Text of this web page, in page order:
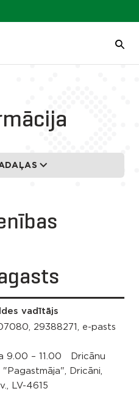
vadītājs
29388271, e-pasts
9.00 – 11.00 Dricānu
Dricāni,
LV-4615